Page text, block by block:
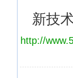
新技
http://